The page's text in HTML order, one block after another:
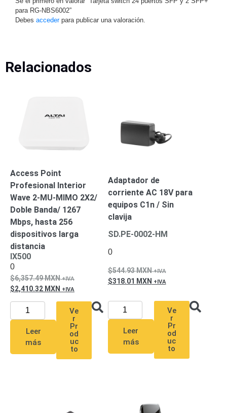
MotorizadoNVRs
Network
PinholeProfesionales
Inalámbricas
HD
/ AHD /
HD-TVI
Ambientes
SalinosAntiexplosión BalaDomo
/ Eyeball /
TurretEspeciales
Motorizado
Videograbadoras
Analógicas
- TurboHD
TVI / AHD
/ CVI
Robots e
Industrial
Cámaras
para RG-NBS6002”
Debes accederpara publicar una valoración.
Relacionados
Access Point
Profesional Interior
Wave 2-MU-MIMO 2X2/
Doble Banda/ 1267
Mbps, hasta 256
dispositivos larga
distancia
IX500
0
6,357.49MXN
2,410.32 MXN
Leer
más
Ve
r
Pr
od
uc
to
Adaptador de
corriente AC 18V para
equipos C1n / Sin
clavija
SD.PE-0002-HM
0
544.93MXN
318.01 MXN
Leer
más
Ve
r
Pr
od
uc
to